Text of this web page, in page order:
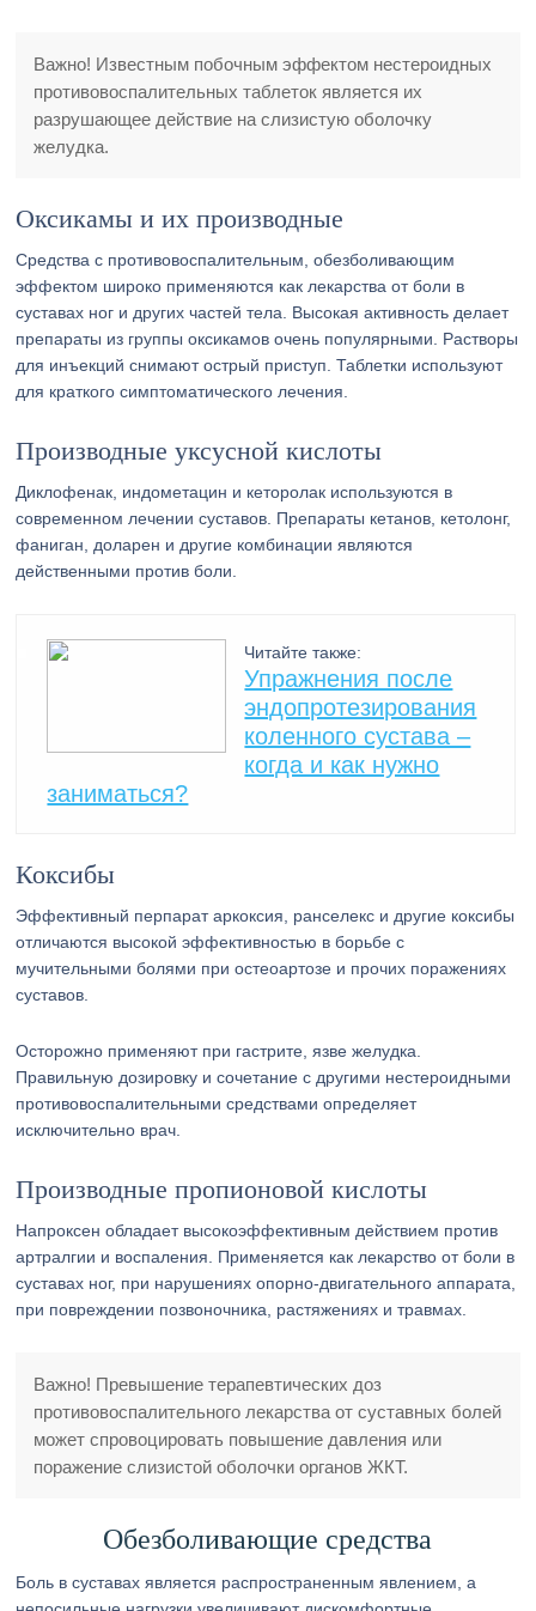
Важно! Известным побочным эффектом нестероидных
противовоспалительных таблеток является их
разрушающее действие на слизистую оболочку
желудка.
Оксикамы и их производные
Средства с противовоспалительным, обезболивающим
эффектом широко применяются как лекарства от боли в
суставах ног и других частей тела. Высокая активность делает
препараты из группы оксикамов очень популярными. Растворы
для инъекций снимают острый приступ. Таблетки используют
для краткого симптоматического лечения.
Производные уксусной кислоты
Диклофенак, индометацин и кеторолак используются в
современном лечении суставов. Препараты кетанов, кетолонг,
фаниган, доларен и другие комбинации являются
действенными против боли.
Читайте также:
Упражнения после
эндопротезирования
коленного сустава –
когда и как нужно
заниматься?
Коксибы
Эффективный перпарат аркоксия, ранселекс и другие коксибы
отличаются высокой эффективностью в борьбе с
мучительными болями при остеоартозе и прочих поражениях
суставов.
Осторожно применяют при гастрите, язве желудка.
Правильную дозировку и сочетание с другими нестероидными
противовоспалительными средствами определяет
исключительно врач.
Производные пропионовой кислоты
Напроксен обладает высокоэффективным действием против
артралгии и воспаления. Применяется как лекарство от боли в
суставах ног, при нарушениях опорно-двигательного аппарата,
при повреждении позвоночника, растяжениях и травмах.
Важно! Превышение терапевтических доз
противовоспалительного лекарства от суставных болей
может спровоцировать повышение давления или
поражение слизистой оболочки органов ЖКТ.
Обезболивающие средства
Боль в суставах является распространенным явлением, а